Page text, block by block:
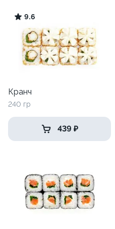
9.6
Кранч
240 гр
439 ₽